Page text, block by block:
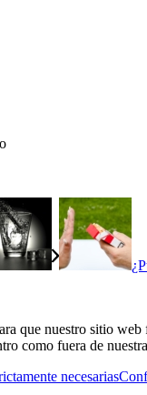
que nuestro sitio
como fuera de
necesarias